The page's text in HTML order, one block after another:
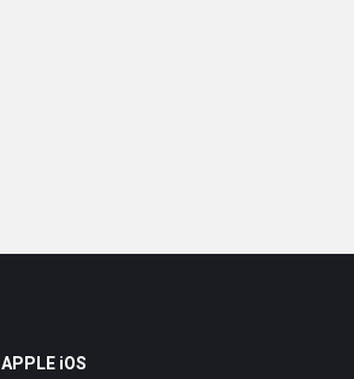
APPLE iOS